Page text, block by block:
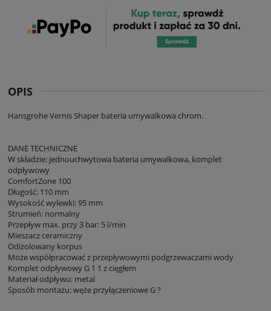
OPIS
Hansgrohe Vernis Shaper bateria umywalkowa chrom.
DANE TECHNICZNE
W składzie: jednouchwytowa bateria umywalkowa, komplet
odpływowy
ComfortZone 100
Długość: 110 mm
Wysokość wylewki: 95 mm
Strumień: normalny
Przepływ max. przy 3 bar: 5 l/min
Mieszacz ceramiczny
Odizolowany korpus
Może współpracować z przepływowymi podgrzewaczami wody
Komplet odpływowy G 1 1 z cięgłem
Materiał odpływu: metal
Sposób montażu: węże przyłączeniowe G ?